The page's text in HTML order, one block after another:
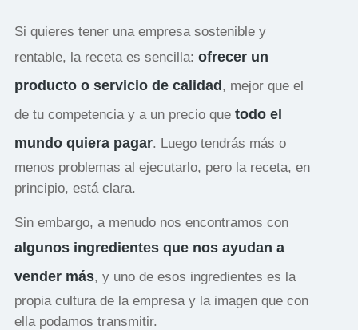
Si quieres tener una empresa sostenible y
rentable, la receta es sencilla: ofrecer un
producto o servicio de calidad, mejor que el
de tu competencia y a un precio que todo el
mundo quiera pagar. Luego tendrás más o
menos problemas al ejecutarlo, pero la receta, en
principio, está clara.
Sin embargo, a menudo nos encontramos con
algunos ingredientes que nos ayudan a
vender más, y uno de esos ingredientes es la
propia cultura de la empresa y la imagen que con
ella podamos transmitir.